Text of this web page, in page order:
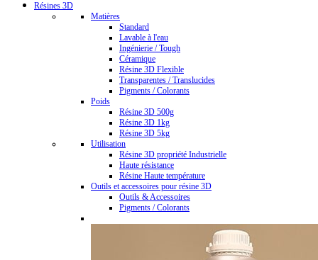
Résines 3D
Matières
Standard
Lavable à l'eau
Ingénierie / Tough
Céramique
Résine 3D Flexible
Transparentes / Translucides
Pigments / Colorants
Poids
Résine 3D 500g
Résine 3D 1kg
Résine 3D 5kg
Utilisation
Résine 3D propriété Industrielle
Haute résistance
Résine Haute température
Outils et accessoires pour résine 3D
Outils & Accessoires
Pigments / Colorants